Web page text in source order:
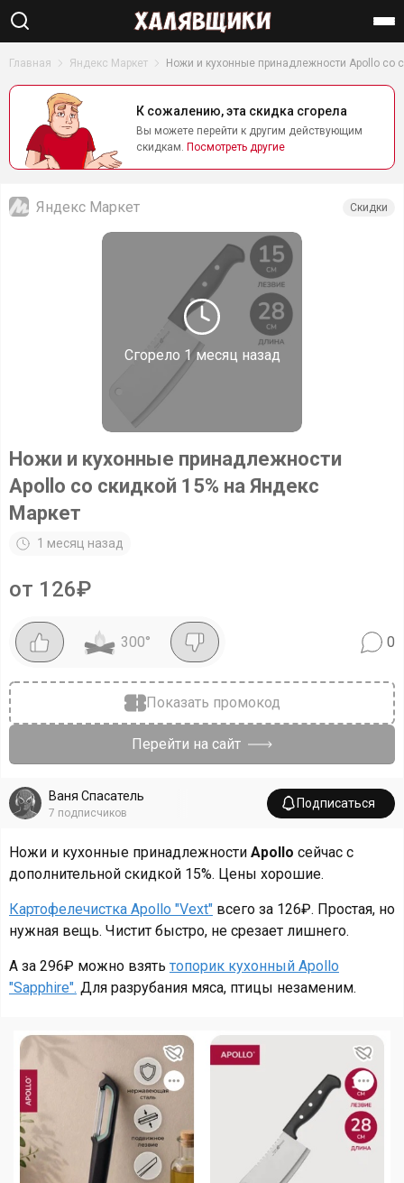
Найти
Главная Яндекс Маркет Ножи и кухонные принадлежности Apollo со
К сожалению, эта скидка сгорела
Вы можете перейти к другим действующим
скидкам. Посмотреть другие
Сгорело 1 месяц назад
Яндекс Маркет Скидки
Ножи и кухонные принадлежности
Apollo со скидкой 15% на Яндекс
Маркет
1 месяц назад
от 126₽
300° 0
Показать промокод
Перейти на сайт
Ваня Спасатель
7 подписчиков
Подписаться
Ножи и кухонные принадлежности Apollo сейчас с
дополнительной скидкой 15%. Цены хорошие.
Картофелечистка Apollo "Vext" всего за 126₽. Простая, но
нужная вещь. Чистит быстро, не срезает лишнего.
А за 296₽ можно взять топорик кухонный Apollo
"Sapphire". Для разрубания мяса, птицы незаменим.